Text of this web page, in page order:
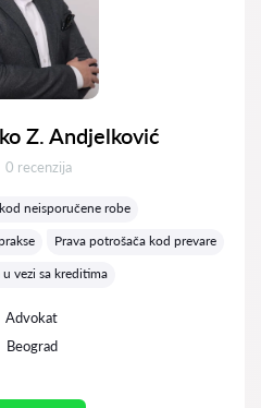
Z. Andjelković
Recenzija:
0 recenzija
neisporučene robe
Prava potrošača kod prevare
vezi sa kreditima
Advokat
Beograd